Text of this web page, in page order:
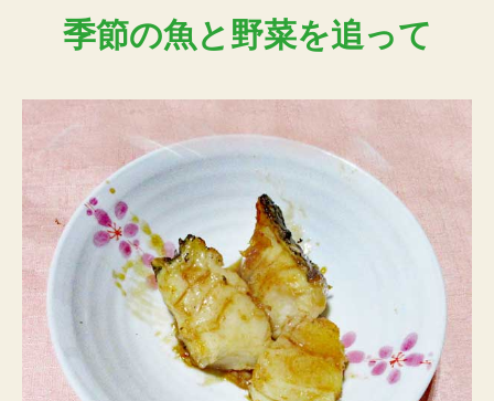
季節の魚と野菜を追って